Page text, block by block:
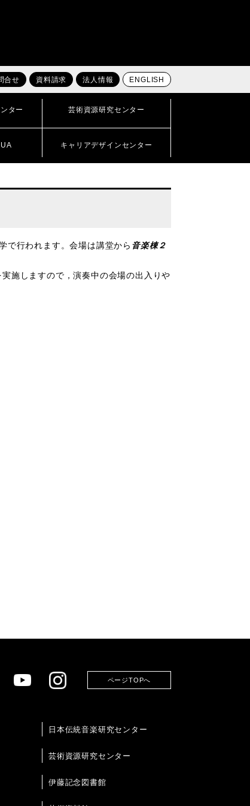
合せ 資料請求 法人情報 ENGLISH
ター 芸術資源研究センター
キャリアデザインセンター
で行われます。会場は講堂から 音楽棟２
施しますので，演奏中の会場の出入りや
ページTOPへ
日本伝統音楽研究センター
芸術資源研究センター
伊藤記念図書館